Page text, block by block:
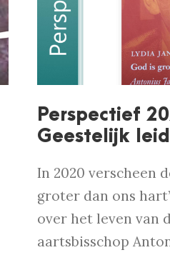
Perspectief
Geestelijk
In 2020 verscheen
groter dan ons
over het leven van
aartsbisschop